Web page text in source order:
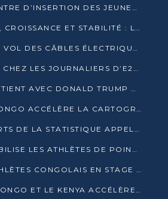
AUBEVILLE : LE CENTRE D’INSERTION DES JEUNES PRÊT À OUVRIR SES PORTES
INFRASTRUCTURES, CROISSANCE ET STABILITÉ : LA GUINÉE AFFÛTE SES AMBITIONS
E2C CONDAMNE LE VOL DES CÂBLES ÉLECTRIQUES APRÈS UNE VIDÉO VIRALE
LA COLÈRE MONTE CHEZ LES JOURNALIERS D’E2C QUI DÉNONCENT 20 ANS DE PRÉCARITÉ
XI JINPING S’ENTRETIENT AVEC DONALD TRUMP À BEIJING
NUMÉRIQUE : LE CONGO ACCÉLÈRE LA CARTOGRAPHIE DE SES INFRASTRUCTURES DIGITALES
CEMAC : LES EXPERTS DE LA STATISTIQUE APPELLENT À RENFORCER LA SÉCURISATION DES DONNÉES
LA FÉCOTAE SENSIBILISE LES ATHLÈTES DE POINTE-NOIRE À L’HYGIÈNE ALIMENTA
SMIB 2026 : DIX ATHLÈTES CONGOLAIS EN STAGE AU KENYA
FONDS BLEU : LE CONGO ET LE KENYA ACCÉLÈRENT LA MOBILISATION DES FINANCEMENTS